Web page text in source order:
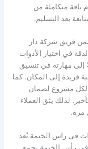
باقة متكاملة من
بعد التسليم.
فريق شركة دار
في اختيار الأدوات
إلى مهارته في تنسيق
فريدة إلى المكان. كما
لكل مشروع لضمان
لذلك يثق العملاء
مرة.
في راس الخيمة تُعد